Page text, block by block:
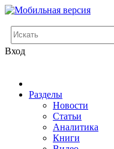
Вход
Разделы
Новости
Статьи
Аналитика
Книги